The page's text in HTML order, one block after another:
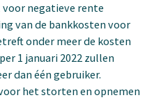
negatieve rente
van de bankkosten voor
onder meer de kosten
1 januari 2022 zullen
dan één gebruiker.
het storten en opnemen